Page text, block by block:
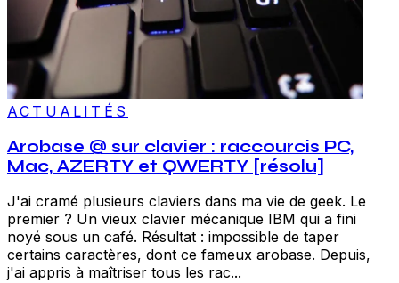
ACTUALITÉS
Arobase @ sur clavier : raccourcis PC,
Mac, AZERTY et QWERTY [résolu]
J'ai cramé plusieurs claviers dans ma vie de geek. Le
premier ? Un vieux clavier mécanique IBM qui a fini
noyé sous un café. Résultat : impossible de taper
certains caractères, dont ce fameux arobase. Depuis,
j'ai appris à maîtriser tous les rac...